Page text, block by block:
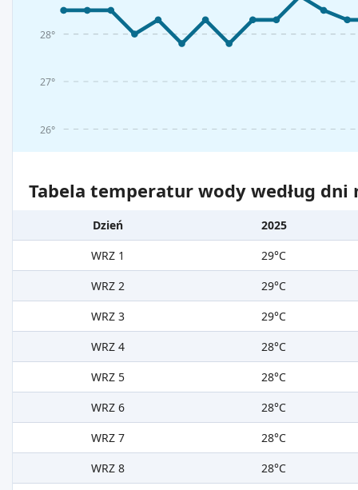
26°
27°
28°
Tabela temperatur wody według dni
Dzień
2025
WRZ 1
29°C
WRZ 2
29°C
WRZ 3
29°C
WRZ 4
28°C
WRZ 5
28°C
WRZ 6
28°C
WRZ 7
28°C
WRZ 8
28°C